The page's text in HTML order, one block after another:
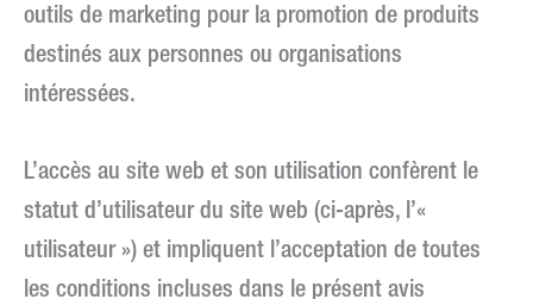
outils de marketing pour la promotion de produits
destinés aux personnes ou organisations
intéressées.
L’accès au site web et son utilisation confèrent le
statut d’utilisateur du site web (ci-après, l’«
utilisateur ») et impliquent l’acceptation de toutes
les conditions incluses dans le présent avis